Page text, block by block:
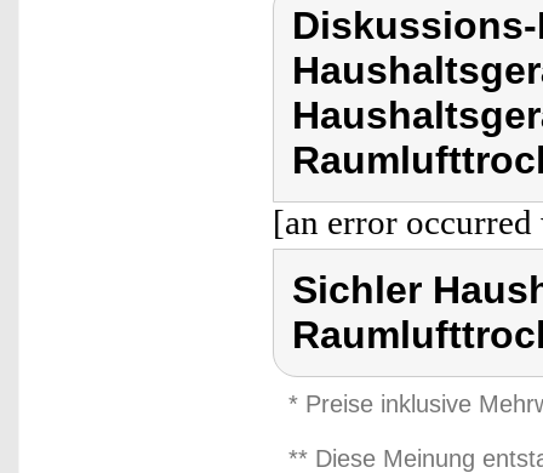
[an error
Sichler
* Preise inklusive
** Diese Meinung